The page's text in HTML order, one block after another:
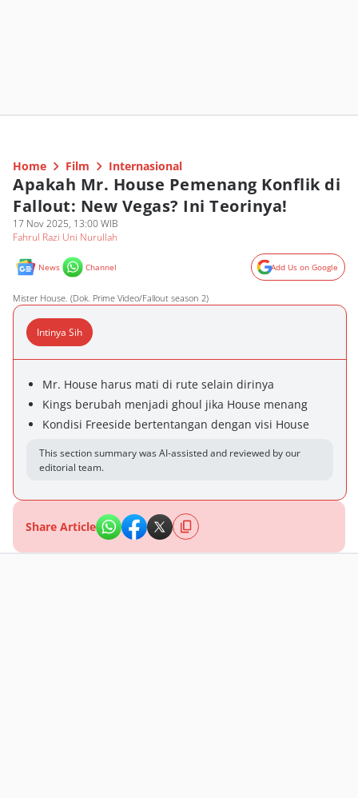
Home Film Internasional
Apakah Mr. House Pemenang Konflik di
Fallout: New Vegas? Ini Teorinya!
17 Nov 2025, 13:00 WIB
Fahrul Razi Uni Nurullah
News Channel Add Us on Google
Mister House. (Dok. Prime Video/Fallout season 2)
Intinya Sih
Mr. House harus mati di rute selain dirinya
Kings berubah menjadi ghoul jika House menang
Kondisi Freeside bertentangan dengan visi House
This section summary was AI-assisted and reviewed by our
editorial team.
Share Article